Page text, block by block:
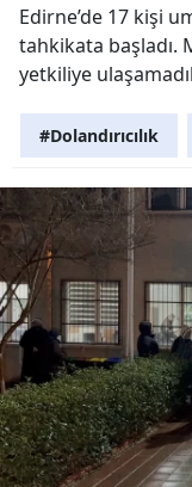
Edirne’de 17 kişi
tahkikata başladı.
yetkiliye
#Dolandırıcılık